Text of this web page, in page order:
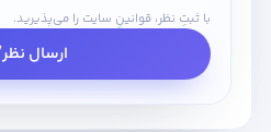
با ثبتِ نظر، قوانینِ سایت را می‌پذیرید.
ارسال نظر